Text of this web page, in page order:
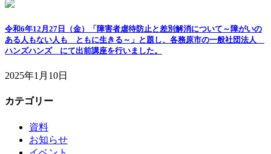
令和6年12月27日（金）「障害者虐待防止と差別解消について～障がいの
ある人もない人も ともに生きる～」と題し、各務原市の一般社団法人
ハンズハンズ にて出前講座を行いました。
2025年1月10日
カテゴリー
資料
お知らせ